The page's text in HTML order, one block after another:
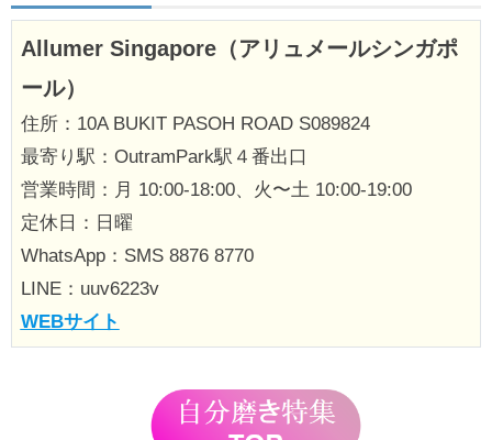
Allumer Singapore（アリュメールシンガポ
ール）
住所：10A BUKIT PASOH ROAD S089824
最寄り駅：OutramPark駅４番出口
営業時間：月 10:00-18:00、火〜土 10:00-19:00
定休日：日曜
WhatsApp：SMS 8876 8770
LINE：uuv6223v
WEBサイト